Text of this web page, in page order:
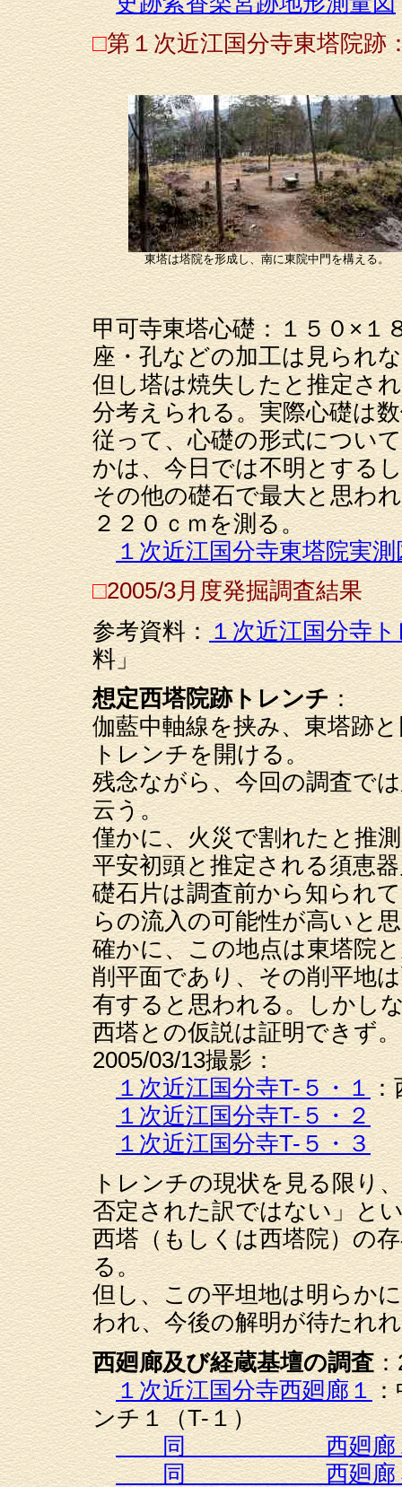
□第１次近江国分寺東塔院跡
東塔は塔院を形成し、南に東院中門を構える。
甲可寺東塔心礎：１５０×１
座・孔などの加工は見られ
但し塔は焼失したと推定さ
分考えられる。実際心礎は
従って、心礎の形式につい
かは、今日では不明とする
その他の礎石で最大と思わ
２２０ｃｍを測る。
１次近江国分寺東塔院実測
□2005/3月度発掘調査結果
参考資料：１次近江国分寺
料」
想定西塔院跡トレンチ：
伽藍中軸線を挟み、東塔跡
トレンチを開ける。
残念ながら、今回の調査で
云う。
僅かに、火災で割れたと推
平安初頭と推定される須恵
礎石片は調査前から知られ
らの流入の可能性が高いと
確かに、この地点は東塔院
削平面であり、その削平地
有すると思われる。しかし
西塔との仮説は証明できず。
2005/03/13撮影：
１次近江国分寺T-５・１：
１次近江国分寺T-５・２
１次近江国分寺T-５・３
トレンチの現状を見る限り
否定された訳ではない」と
西塔（もしくは西塔院）の
る。
但し、この平坦地は明らか
われ、今後の解明が待たれ
西廻廊及び経蔵基壇の調査：
１次近江国分寺西廻廊１：
ンチ１（T-１）
同 西廻廊
同 西廻廊